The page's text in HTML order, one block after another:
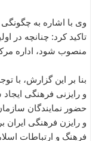
وی با اشاره به
تاکید کرد: چنانچه در
منصوب شود، اداره
بنا بر این گزارش، با
و رایزنی فرهنگی
حضور نمایندگان
و رایزن فرهنگی
فرهنگ و ارتباطات